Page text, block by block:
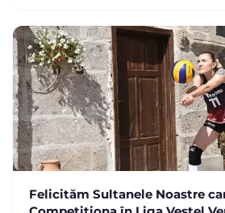
Felicităm Sultanele Noastre